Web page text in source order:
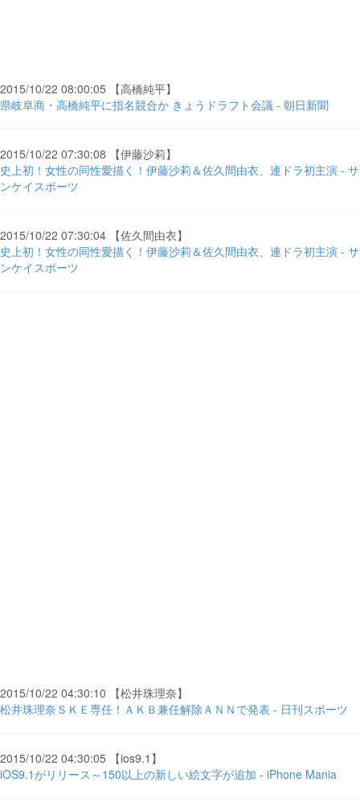
2015/10/22 08:00:05 【高橋純平】
県岐阜商・高橋純平に指名競合か きょうドラフト会議 - 朝日新聞
2015/10/22 07:30:08 【伊藤沙莉】
史上初！女性の同性愛描く！伊藤沙莉＆佐久間由衣、連ドラ初主演 - サ
ンケイスポーツ
2015/10/22 07:30:04 【佐久間由衣】
史上初！女性の同性愛描く！伊藤沙莉＆佐久間由衣、連ドラ初主演 - サ
ンケイスポーツ
2015/10/22 04:30:10 【松井珠理奈】
松井珠理奈ＳＫＥ専任！ＡＫＢ兼任解除ＡＮＮで発表 - 日刊スポーツ
2015/10/22 04:30:05 【ios9.1】
iOS9.1がリリース～150以上の新しい絵文字が追加 - iPhone Mania